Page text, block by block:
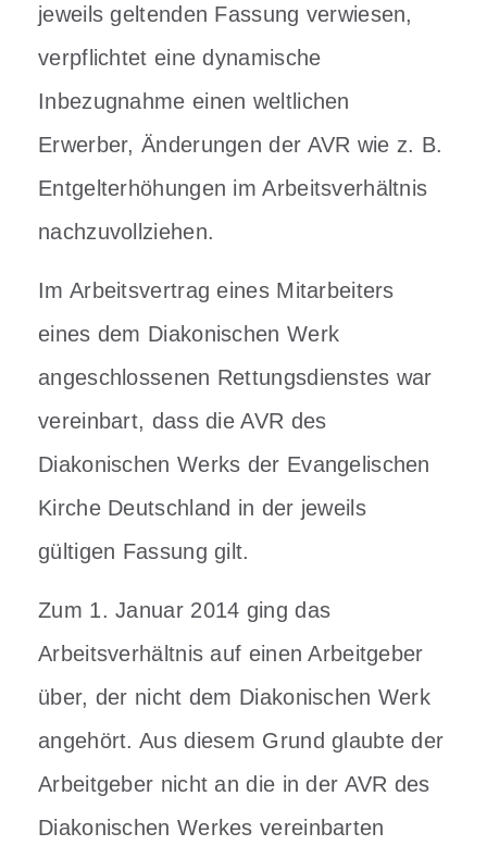
jeweils geltenden Fassung verwiesen,
verpflichtet eine dynamische
Inbezugnahme einen weltlichen
Erwerber, Änderungen der AVR wie z. B.
Entgelterhöhungen im Arbeitsverhältnis
nachzuvollziehen.
Im Arbeitsvertrag eines Mitarbeiters
eines dem Diakonischen Werk
angeschlossenen Rettungsdienstes war
vereinbart, dass die AVR des
Diakonischen Werks der Evangelischen
Kirche Deutschland in der jeweils
gültigen Fassung gilt.
Zum 1. Januar 2014 ging das
Arbeitsverhältnis auf einen Arbeitgeber
über, der nicht dem Diakonischen Werk
angehört. Aus diesem Grund glaubte der
Arbeitgeber nicht an die in der AVR des
Diakonischen Werkes vereinbarten